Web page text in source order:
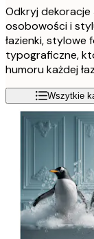
Odkryj dekoracje
osobowości i
łazienki,
typograficzne,
humoru każdej
Wszytkie